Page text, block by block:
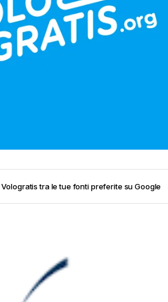
tra le tue fonti preferite su Google